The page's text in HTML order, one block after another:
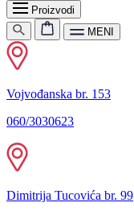
Proizvodi
MENI
Vojvođanska br. 153
060/3030623
Dimitrija Tucovića br. 99